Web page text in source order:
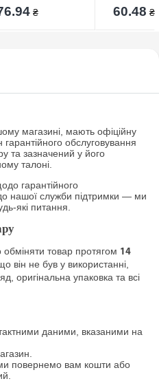
₴ 60.48 ₴
магазині, мають офіційну
обслуговування
та зазначений у його
талоні.
гарантійного
нашої служби підтримки — ми
які питання.
товар протягом 14
він не був у використанні,
оригінальна упаковка та всі
даними, вказаними на
повернемо вам кошти або